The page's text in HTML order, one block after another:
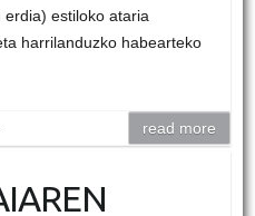
estiloko ataria
harrilanduzko habearteko
read more